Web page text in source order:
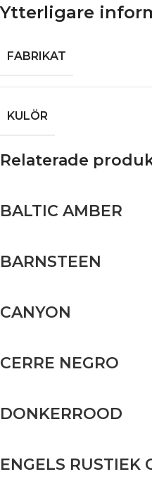
Ytterligare
FABRIKAT
KULÖR
Relaterade
BALTIC AMBER
BARNSTEEN
CANYON
CERRE NEGRO
DONKERROOD
ENGELS RUSTIEK